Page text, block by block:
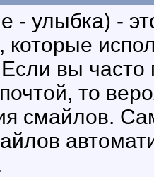
- улыбка) -
которые
вы часто
то
смайлов.